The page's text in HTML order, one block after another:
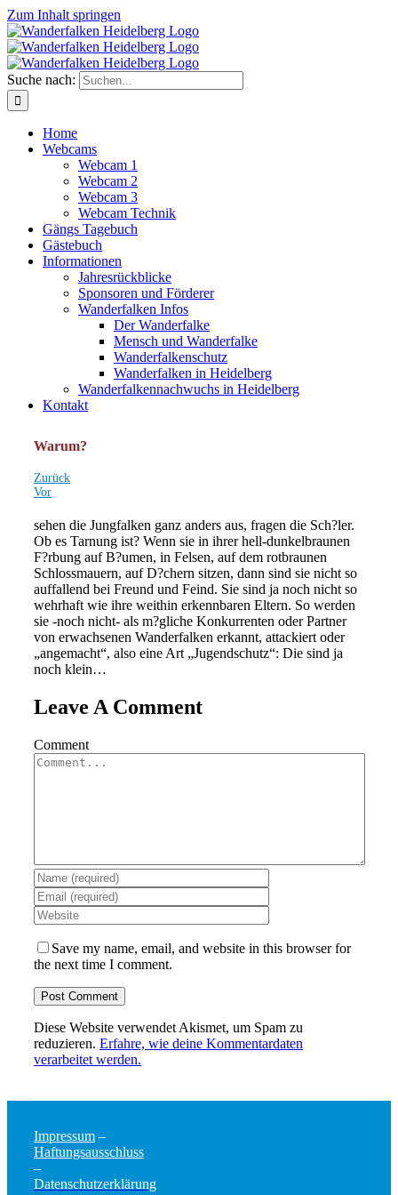
Zum Inhalt springen
Suche nach:
Home
Webcams
Webcam 1
Webcam 2
Webcam 3
Webcam Technik
Gängs Tagebuch
Gästebuch
Informationen
Jahresrückblicke
Sponsoren und Förderer
Wanderfalken Infos
Der Wanderfalke
Mensch und Wanderfalke
Wanderfalkenschutz
Wanderfalken in Heidelberg
Wanderfalkennachwuchs in Heidelberg
Kontakt
Warum?
Zurück
Vor
sehen die Jungfalken ganz anders aus, fragen die Sch?ler.
Ob es Tarnung ist? Wenn sie in ihrer hell-dunkelbraunen
F?rbung auf B?umen, in Felsen, auf dem rotbraunen
Schlossmauern, auf D?chern sitzen, dann sind sie nicht so
auffallend bei Freund und Feind. Sie sind ja noch nicht so
wehrhaft wie ihre weithin erkennbaren Eltern. So werden
sie -noch nicht- als m?gliche Konkurrenten oder Partner
von erwachsenen Wanderfalken erkannt, attackiert oder
„angemacht“, also eine Art „Jugendschutz“: Die sind ja
noch klein…
Leave A Comment
Comment
Save my name, email, and website in this browser for
the next time I comment.
Diese Website verwendet Akismet, um Spam zu
reduzieren. Erfahre, wie deine Kommentardaten
verarbeitet werden.
Impressum –
Haftungsausschluss
–
Datenschutzerklärung